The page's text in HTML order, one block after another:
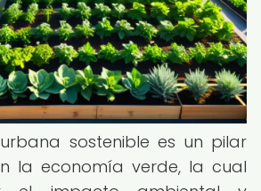
sostenible es un pilar
la economía verde, la cual